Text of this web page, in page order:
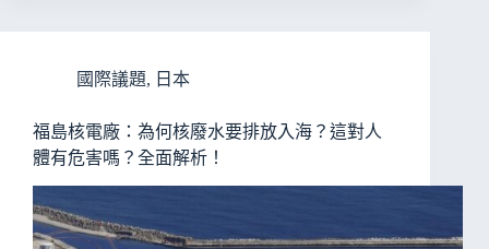
國際議題, 日本
福島核電廠：為何核廢水要排放入海？這對人
體有危害嗎？全面解析！